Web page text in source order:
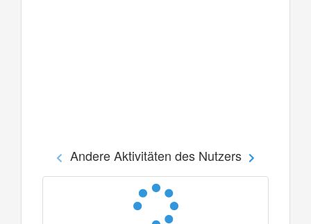
Andere Aktivitäten des Nutzers